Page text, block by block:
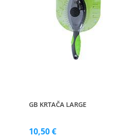
GB KRTAČA LARGE
10,50 €